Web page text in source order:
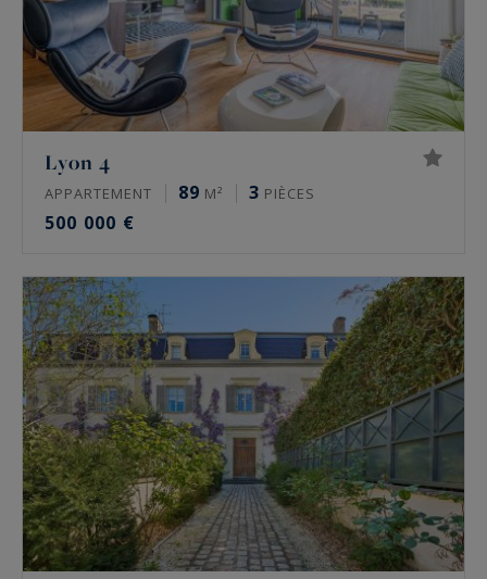
Lyon 4
APPARTEMENT 89 M² 3 PIÈCES
500 000 €